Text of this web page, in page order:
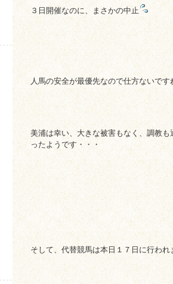
３日開催なのに、まさかの中止
人馬の安全が最優先なので仕方ないです
美浦は幸い、大きな被害もなく、調教
ったようです・・・
そして、代替競馬は本日１７日に行われ